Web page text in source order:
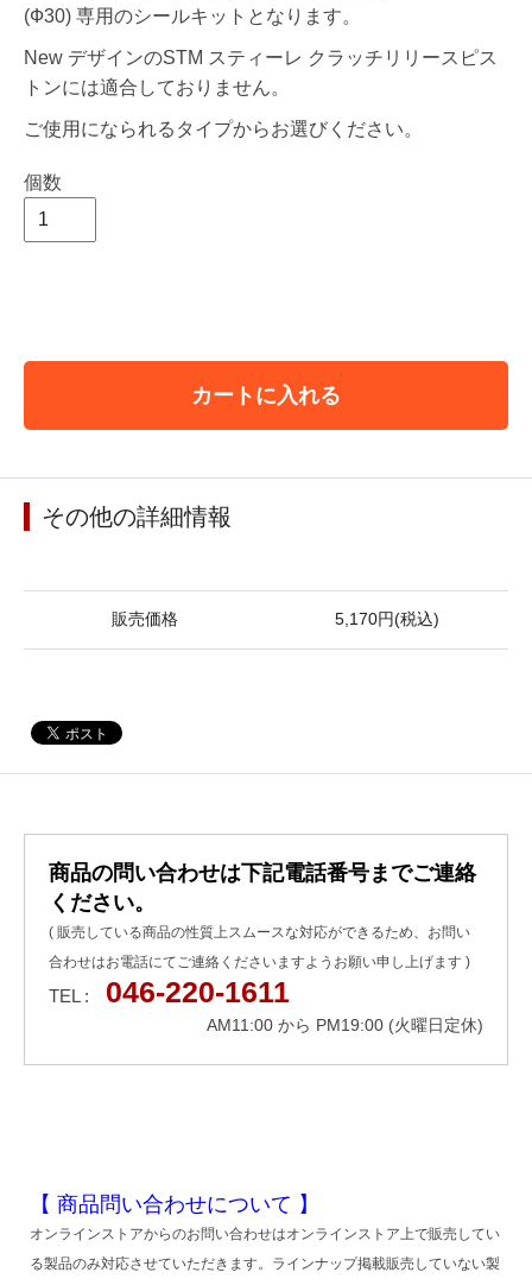
(Ф30) 専用のシールキットとなります。
New デザインのSTM スティーレ クラッチリリースピス
トンには適合しておりません。
ご使用になられるタイプからお選びください。
個数
カートに入れる
その他の詳細情報
販売価格 5,170円(税込)
商品の問い合わせは下記電話番号までご連絡
ください。
( 販売している商品の性質上スムースな対応ができるため、お問い
合わせはお電話にてご連絡くださいますようお願い申し上げます )
TEL : 046-220-1611
AM11:00 から PM19:00 (火曜日定休)
【 商品問い合わせについて 】
オンラインストアからのお問い合わせはオンラインストア上で販売してい
る製品のみ対応させていただきます。ラインナップ掲載販売していない製